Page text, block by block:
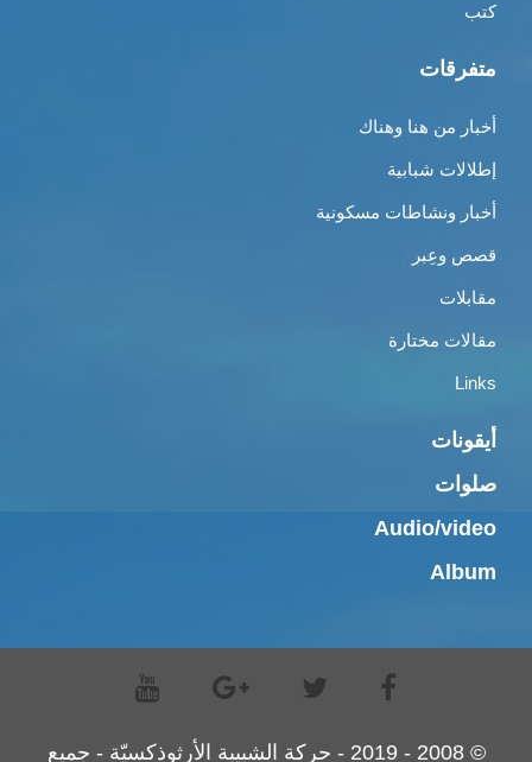
كتب
متفرقات
أخبار من هنا وهناك
إطلالات شبابية
أخبار ونشاطات مسكونية
قصص وعِبر
مقابلات
مقالات مختارة
Links
أيقونات
صلوات
Audio/video
Album
© 2008 - 2019 - حركة الشبيبة الأرثوذكسيّة - جميع